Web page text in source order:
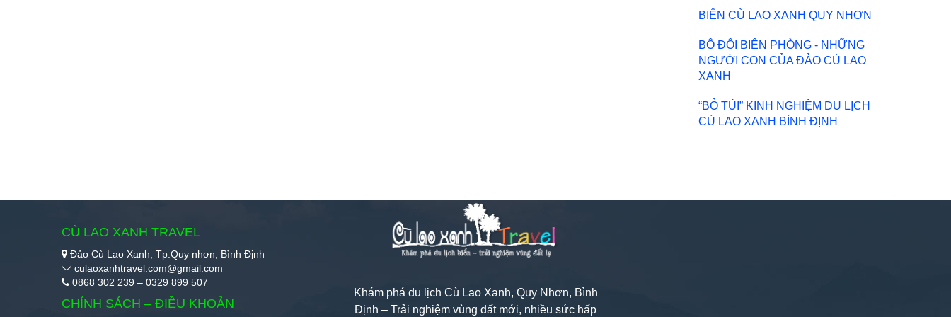
BIỂN CÙ LAO XANH QUY NHƠN
BỘ ĐỘI BIÊN PHÒNG - NHỮNG
NGƯỜI CON CỦA ĐẢO CÙ LAO
XANH
“BỎ TÚI” KINH NGHIỆM DU LỊCH
CÙ LAO XANH BÌNH ĐỊNH
CÙ LAO XANH TRAVEL
Đảo Cù Lao Xanh, Tp.Quy nhơn, Bình Định
culaoxanhtravel.com@gmail.com
0868 302 239 – 0329 899 507
CHÍNH SÁCH – ĐIỀU KHOẢN
Khám phá du lịch Cù Lao Xanh, Quy Nhơn, Bình
Định – Trải nghiệm vùng đất mới, nhiều sức hấp